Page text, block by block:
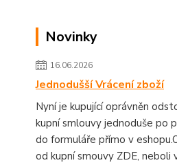
Novinky
16.06.2026
Jednodušší Vrácení zboží
Nyní je kupující oprávněn
kupní smlouvy jednoduše po
do formuláře přímo v
od kupní smouvy ZDE, neboli